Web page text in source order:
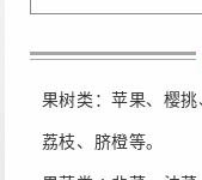
果树类：苹果、樱挑
荔枝、脐橙等。